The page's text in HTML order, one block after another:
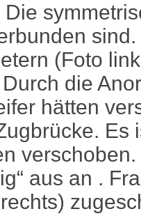
(Foto
die
hätten
Es
aus an .